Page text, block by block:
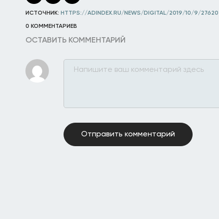
ИСТОЧНИК: HTTPS://ADINDEX.RU/NEWS/DIGITAL/2019/10/9/
0 КОММЕНТАРИЕВ
ОСТАВИТЬ КОММЕНТАРИЙ